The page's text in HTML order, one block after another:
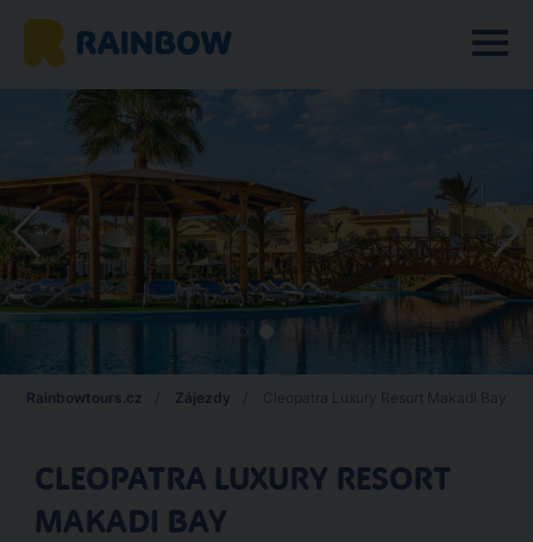
Rainbowtours.cz Zájezdy
CLEOPATRA LUXURY RESORT
MAKADI BAY